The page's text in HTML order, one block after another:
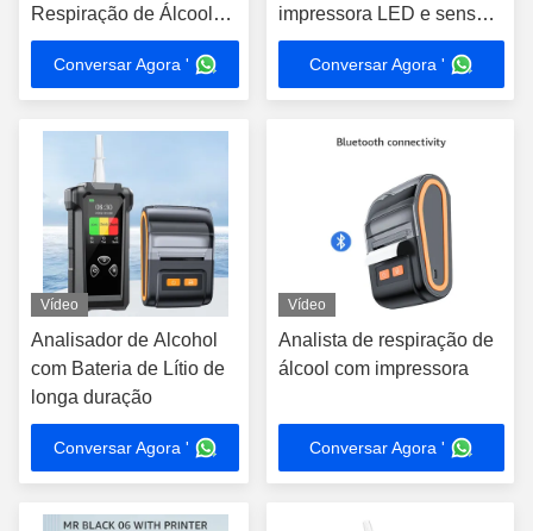
Respiração de Álcool
Com Impressora LED
Conversar Agora '
impressora LED e sensor
de venda de combustível
Conversar Agora '
Vídeo
Analisador de Alcohol
com Bateria de Lítio de
longa duração
Conversar Agora '
Vídeo
Analista de respiração de
álcool com impressora
Conversar Agora '